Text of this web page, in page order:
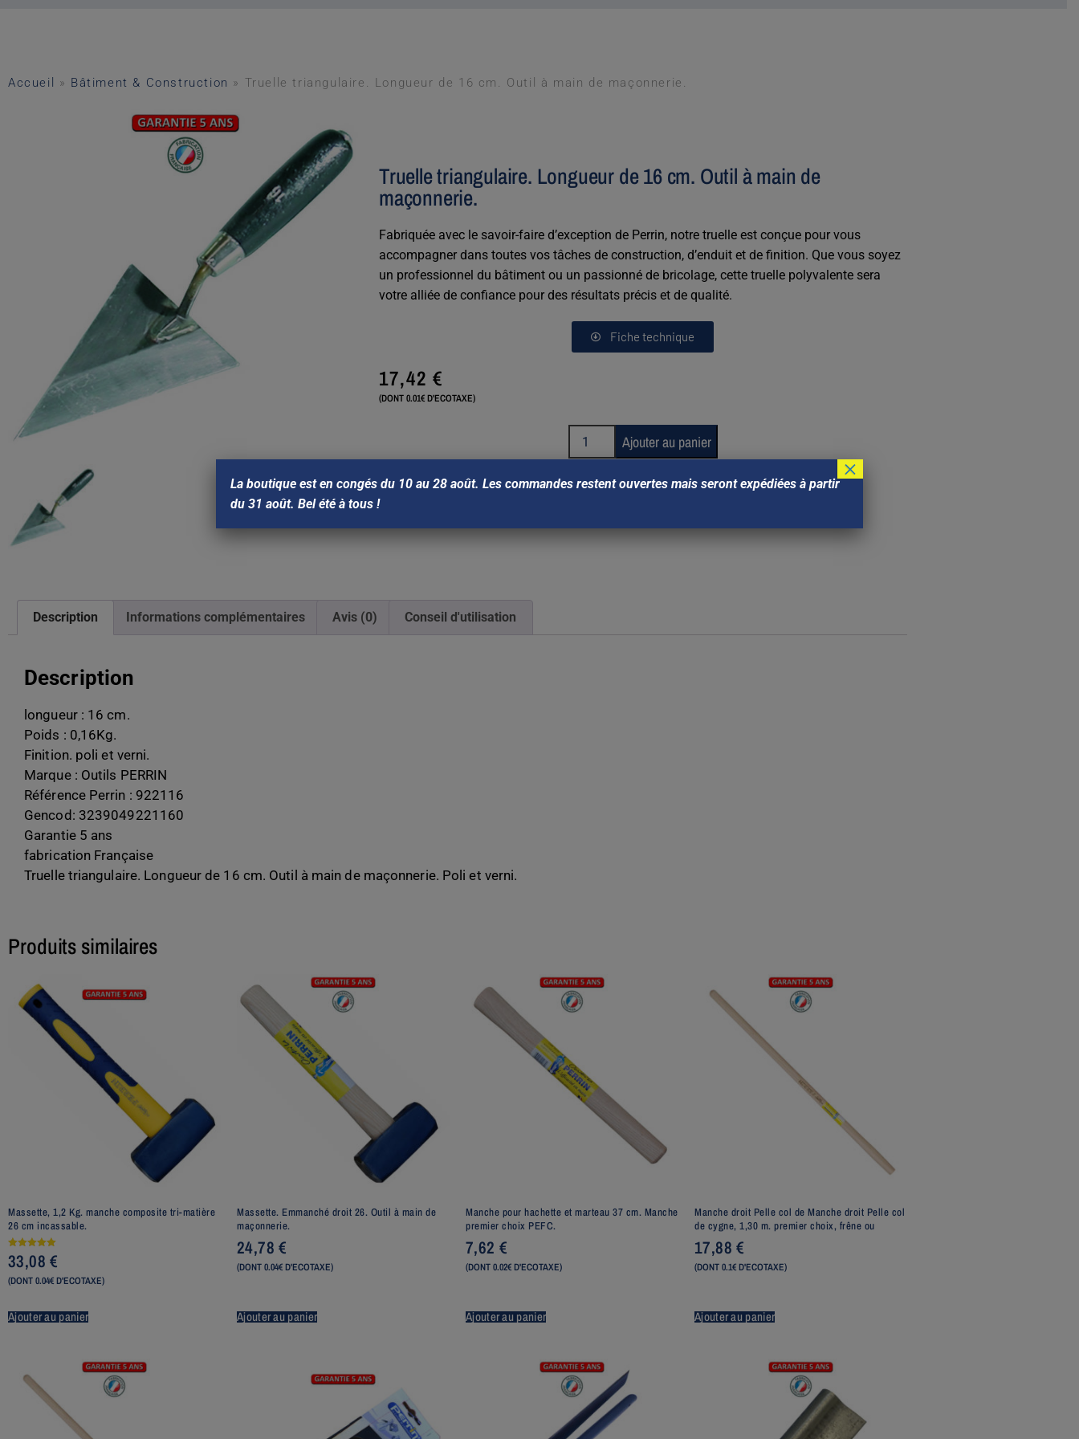
Accueil » Bâtiment & Construction » Truelle triangulaire. Longueur de 16 cm. Outil à main de maçonnerie.
Truelle triangulaire. Longueur de 16 cm. Outil à main de
maçonnerie.
Fabriquée avec le savoir-faire d’exception de Perrin, notre truelle est conçue pour vous
accompagner dans toutes vos tâches de construction, d’enduit et de finition. Que vous soyez
un professionnel du bâtiment ou un passionné de bricolage, cette truelle polyvalente sera
votre alliée de confiance pour des résultats précis et de qualité.
Fiche technique
17,42€
(DONT 0.01€ D'ECOTAXE)
Ajouter au panier
Description Informations complémentaires Avis (0) Conseil d'utilisation
Description
longueur : 16 cm.
Poids : 0,16Kg.
Finition. poli et verni.
Marque : Outils PERRIN
Référence Perrin : 922116
Gencod: 3239049221160
Garantie 5 ans
fabrication Française
Truelle triangulaire. Longueur de 16 cm. Outil à main de maçonnerie. Poli et verni.
Produits similaires
Massette, 1,2 Kg. manche composite tri-matière
26 cm incassable.
Note
5.00
sur 5
33,08€
(DONT 0.04€ D'ECOTAXE)
Ajouter au panier
Massette. Emmanché droit 26. Outil à main de
maçonnerie.
24,78€
(DONT 0.04€ D'ECOTAXE)
Ajouter au panier
Manche pour hachette et marteau 37 cm. Manche
premier choix PEFC.
7,62 €
(DONT 0.02€ D'ECOTAXE)
Ajouter au panier
Manche droit Pelle col de Manche droit Pelle col
de cygne, 1,30 m. premier choix, frêne ou
17,88€
(DONT 0.1€ D'ECOTAXE)
Ajouter au panier
La boutique est en congés du 10 au 28 août. Les commandes restent ouvertes mais seront expédiées à partir
du 31 août. Bel été à tous !
×